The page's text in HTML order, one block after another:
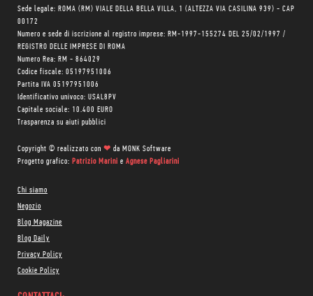
Sede legale: ROMA (RM) VIALE DELLA BELLA VILLA, 1 (ALTEZZA VIA CASILINA 939) - CAP
00172
Numero e sede di iscrizione al registro imprese: RM-1997-155274 DEL 25/02/1997 /
REGISTRO DELLE IMPRESE DI ROMA
Numero Rea: RM - 864029
Codice fiscale: 05197951006
Partita IVA 05197951006
Identificativo univoco: USAL8PV
Capitale sociale: 10.400 EURO
Trasparenza su aiuti pubblici
Copyright © realizzato con ❤ da MONK Software
Progetto grafico: Patrizio Marini e Agnese Pagliarini
Chi siamo
Negozio
Blog Magazine
Blog Daily
Privacy Policy
Cookie Policy